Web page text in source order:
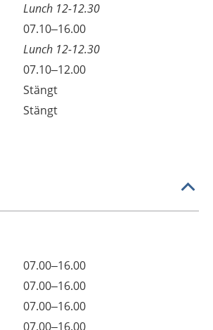
Lunch 12-12.30
07.10–16.00
Lunch 12-12.30
07.10–12.00
Stängt
Stängt
07.00–16.00
07.00–16.00
07.00–16.00
07.00–16.00